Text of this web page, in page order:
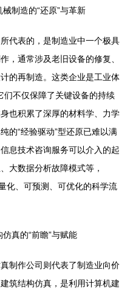
制造的“还原”与革新
代表的，是制造业中一个极具
通常涉及老旧设备的修复、
的再制造。这类企业是工业体
们不仅保障了关键设备的持续
也积累了深厚的材料学、力学
的“经验驱动”型还原已难以满
息技术咨询服务可以介入的起
大数据分析故障模式等，
化、可预测、可优化的科学流
真的“前瞻”与赋能
制作公司则代表了制造业向价
筑结构仿真，是利用计算机建